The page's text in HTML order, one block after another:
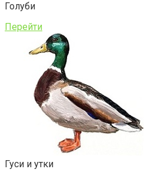
Голуби
Перейти
Гуси и утки